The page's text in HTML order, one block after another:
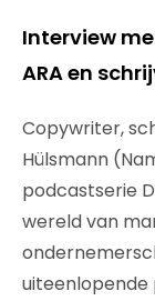
Interview
ARA en
Copywriter,
Hülsmann
podcastserie
wereld van
uiteenlopende